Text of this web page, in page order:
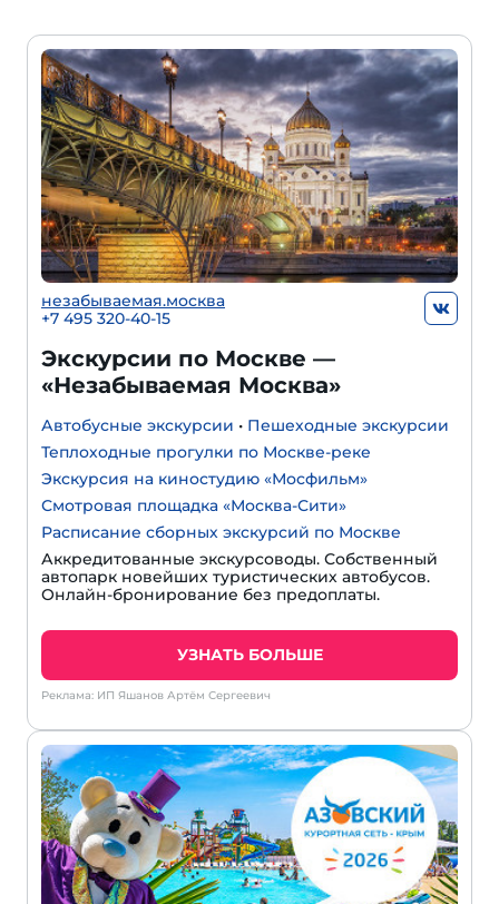
незабываемая.москва
+7 495 320-40-15
Экскурсии по Москве —
«Незабываемая Москва»
Автобусные экскурсии • Пешеходные экскурсии
Теплоходные прогулки по Москве-реке
Экскурсия на киностудию «Мосфильм»
Смотровая площадка «Москва-Сити»
Расписание сборных экскурсий по Москве
Аккредитованные экскурсоводы. Собственный
автопарк новейших туристических автобусов.
Онлайн-бронирование без предоплаты.
УЗНАТЬ БОЛЬШЕ
Реклама: ИП Яшанов Артём Сергеевич